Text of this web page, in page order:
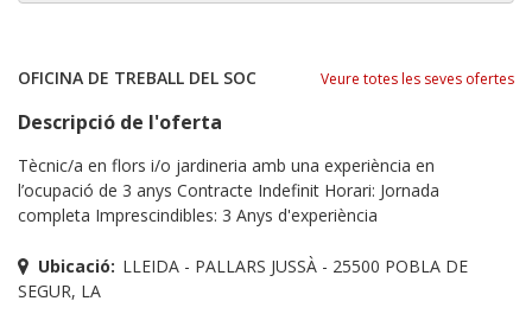
OFICINA DE TREBALL DEL SOC Veure totes les seves ofertes
Descripció de l'oferta
Tècnic/a en flors i/o jardineria amb una experiència en
l’ocupació de 3 anys Contracte Indefinit Horari: Jornada
completa Imprescindibles: 3 Anys d'experiència
Ubicació: LLEIDA - PALLARS JUSSÀ - 25500 POBLA DE
SEGUR, LA